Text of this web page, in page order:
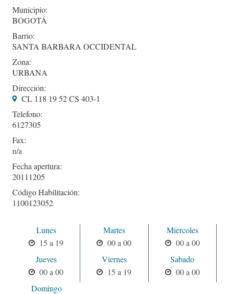
Municipio:
BOGOTÁ
Barrio:
SANTA BARBARA OCCIDENTAL
Zona:
URBANA
Dirección:
CL 118 19 52 CS 403-1
Telefono:
6127305
Fax:
Fecha apertura:
20111205
Código Habilitación:
1100123052
Lunes
15 a 19
Martes
00 a 00
Miercoles
00 a 00
Jueves
00 a 00
Viernes
15 a 19
Sabado
00 a 00
Domingo